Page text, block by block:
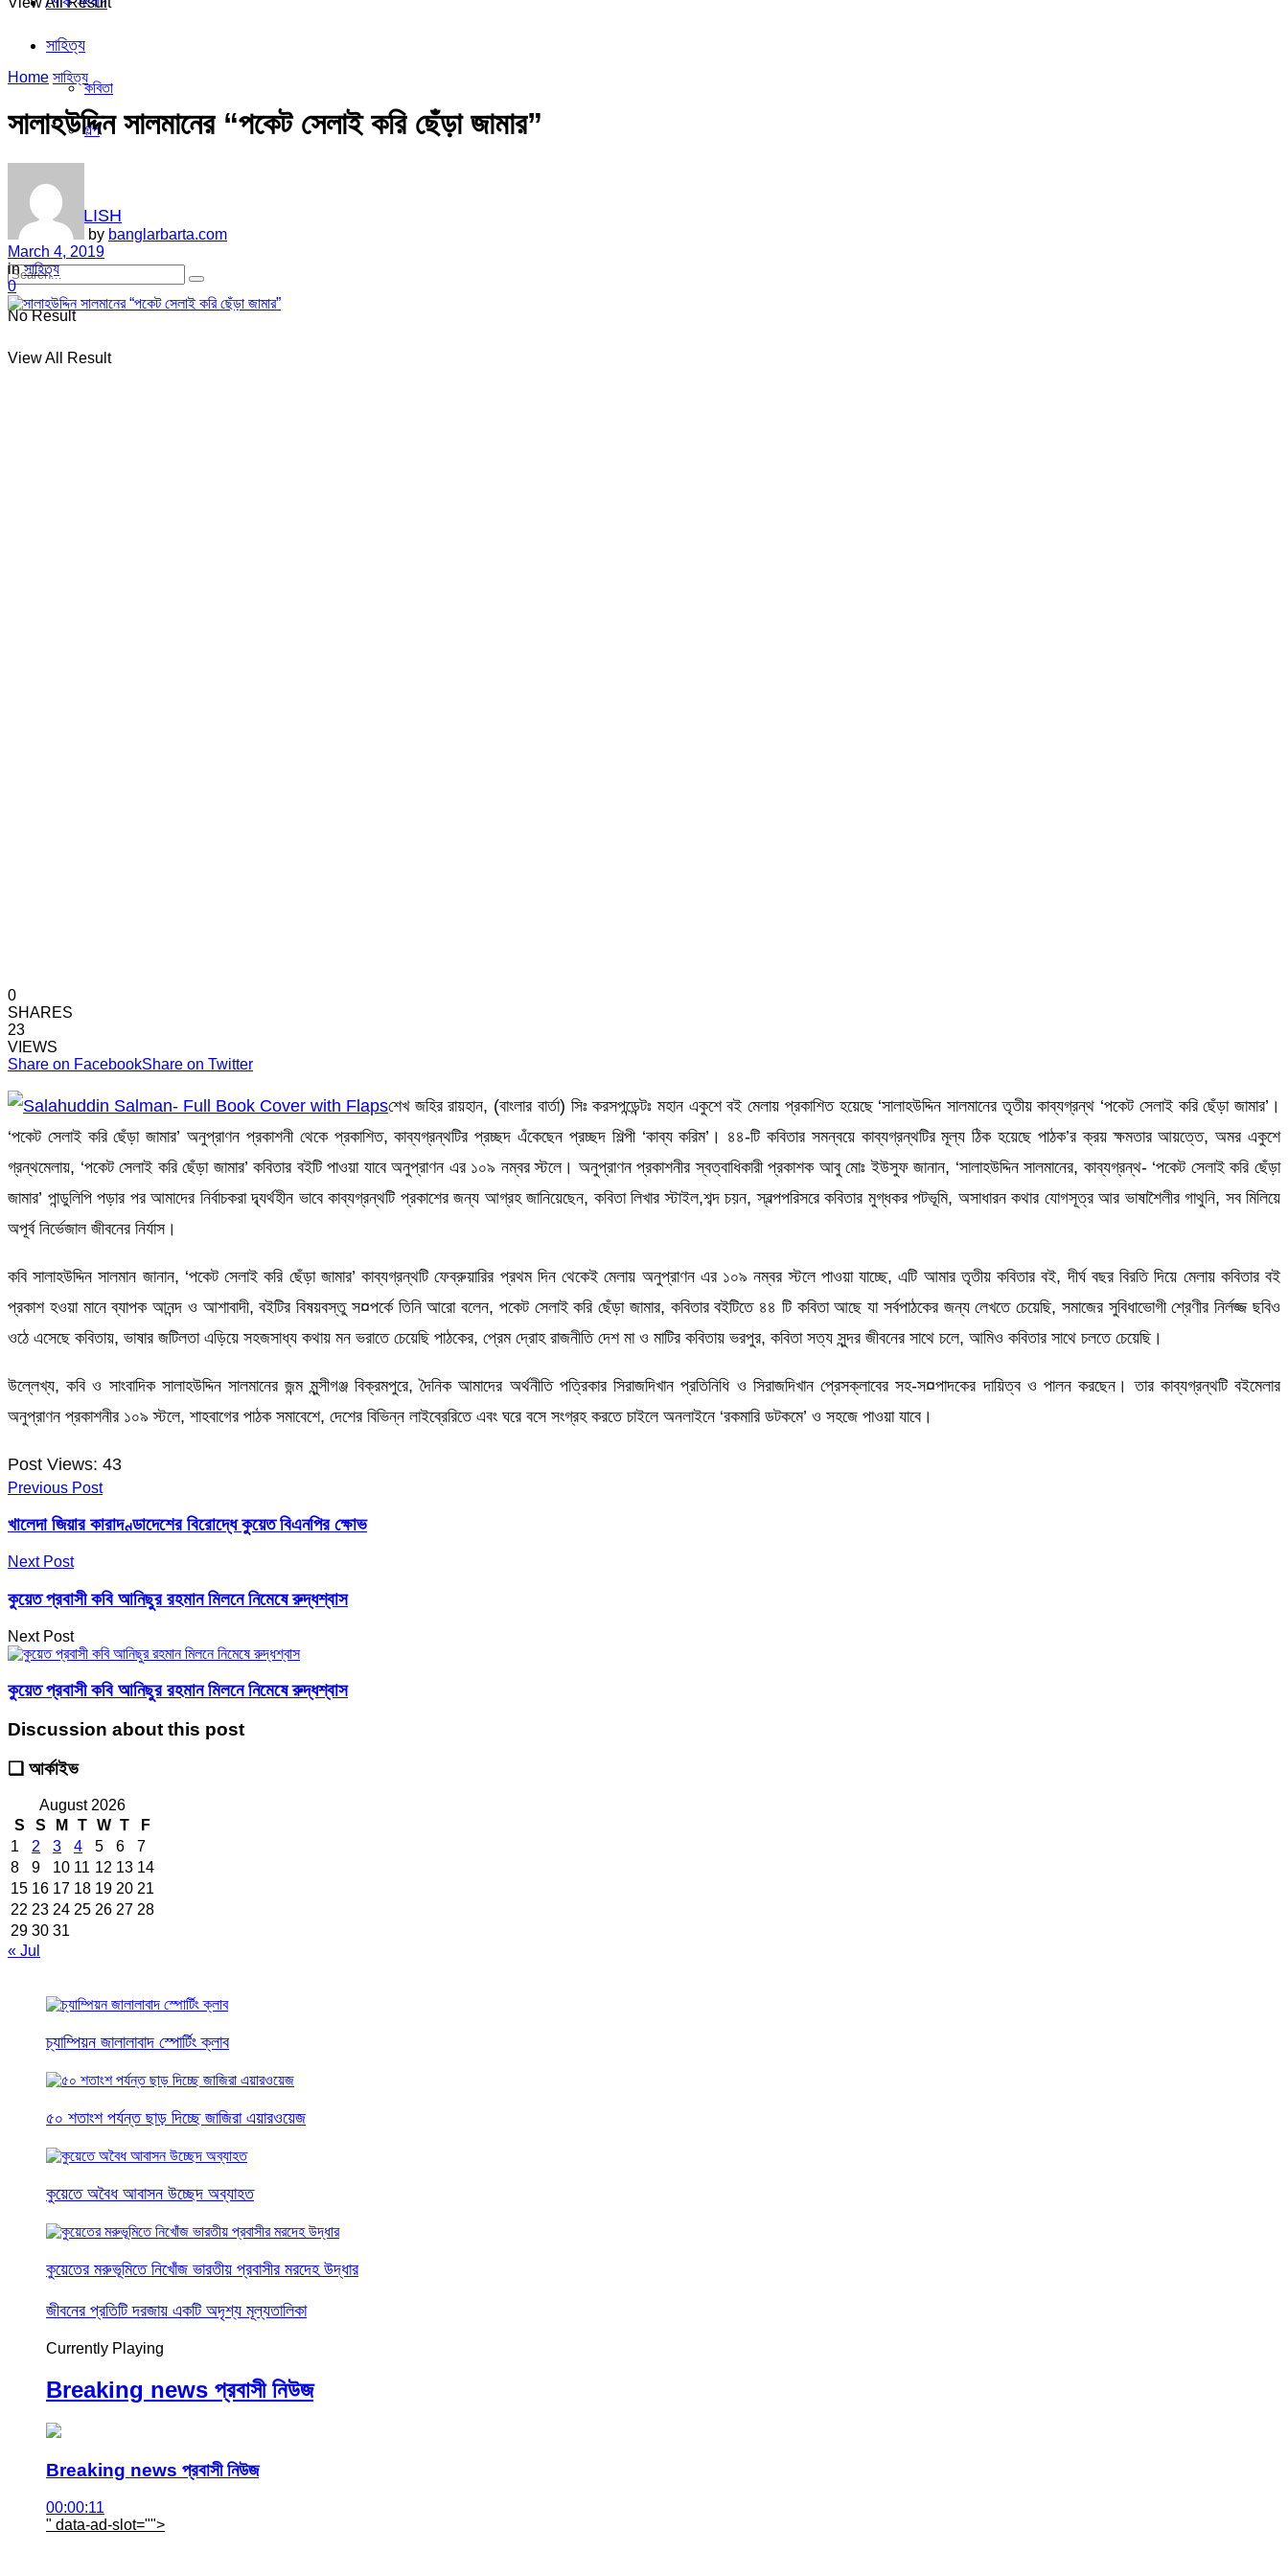
সাহিত্য
কবিতা
গল্প
ENGLISH
No Result
View All Result
Home সাহিত্য
সালাহউদ্দিন সালমানের “পকেট সেলাই করি ছেঁড়া জামার”
by banglarbarta.com
March 4, 2019
in সাহিত্য
0
0
SHARES
23
VIEWS
Share on FacebookShare on Twitter
শেখ জহির রায়হান, (বাংলার বার্তা) সিঃ করসপন্ডেন্টঃ মহান একুশে বই মেলায় প্রকাশিত হয়েছে ‘সালাহউদ্দিন সালমানের তৃতীয় কাব্যগ্রন্থ ‘পকেট সেলাই করি ছেঁড়া জামার’।
‘পকেট সেলাই করি ছেঁড়া জামার’ অনুপ্রাণন প্রকাশনী থেকে প্রকাশিত, কাব্যগ্রন্থটির প্রচ্ছদ এঁকেছেন প্রচ্ছদ শিল্পী ‘কাব্য করিম’। ৪৪-টি কবিতার সমন্বয়ে কাব্যগ্রন্থটির মূল্য ঠিক হয়েছে পাঠক’র ক্রয় ক্ষমতার আয়ত্তে, অমর একুশে
গ্রন্থমেলায়, ‘পকেট সেলাই করি ছেঁড়া জামার’ কবিতার বইটি পাওয়া যাবে অনুপ্রাণন এর ১০৯ নম্বর স্টলে। অনুপ্রাণন প্রকাশনীর স্বত্বাধিকারী প্রকাশক আবু মোঃ ইউসুফ জানান, ‘সালাহউদ্দিন সালমানের, কাব্যগ্রন্থ- ‘পকেট সেলাই করি ছেঁড়া
জামার’ পান্ডুলিপি পড়ার পর আমাদের নির্বাচকরা দ্ব্যর্থহীন ভাবে কাব্যগ্রন্থটি প্রকাশের জন্য আগ্রহ জানিয়েছেন, কবিতা লিখার স্টাইল,শব্দ চয়ন, স্বল্পপরিসরে কবিতার মুগ্ধকর পটভূমি, অসাধারন কথার যোগসূত্র আর ভাষাশৈলীর গাথুনি, সব মিলিয়ে
অপূর্ব নির্ভেজাল জীবনের নির্যাস।
কবি সালাহউদ্দিন সালমান জানান, ‘পকেট সেলাই করি ছেঁড়া জামার’ কাব্যগ্রন্থটি ফেব্রুয়ারির প্রথম দিন থেকেই মেলায় অনুপ্রাণন এর ১০৯ নম্বর স্টলে পাওয়া যাচ্ছে, এটি আমার তৃতীয় কবিতার বই, দীর্ঘ বছর বিরতি দিয়ে মেলায় কবিতার বই
প্রকাশ হওয়া মানে ব্যাপক আনন্দ ও আশাবাদী, বইটির বিষয়বস্তু স¤পর্কে তিনি আরো বলেন, পকেট সেলাই করি ছেঁড়া জামার, কবিতার বইটিতে ৪৪ টি কবিতা আছে যা সর্বপাঠকের জন্য লেখতে চেয়েছি, সমাজের সুবিধাভোগী শ্রেণীর নির্লজ্জ ছবিও
ওঠে এসেছে কবিতায়, ভাষার জটিলতা এড়িয়ে সহজসাধ্য কথায় মন ভরাতে চেয়েছি পাঠকের, প্রেম দ্রোহ রাজনীতি দেশ মা ও মাটির কবিতায় ভরপুর, কবিতা সত্য সুন্দর জীবনের সাথে চলে, আমিও কবিতার সাথে চলতে চেয়েছি।
উল্লেখ্য, কবি ও সাংবাদিক সালাহউদ্দিন সালমানের জন্ম মুন্সীগঞ্জ বিক্রমপুরে, দৈনিক আমাদের অর্থনীতি পত্রিকার সিরাজদিখান প্রতিনিধি ও সিরাজদিখান প্রেসক্লাবের সহ-স¤পাদকের দায়িত্ব ও পালন করছেন। তার কাব্যগ্রন্থটি বইমেলার
অনুপ্রাণন প্রকাশনীর ১০৯ স্টলে, শাহবাগের পাঠক সমাবেশে, দেশের বিভিন্ন লাইব্রেরিতে এবং ঘরে বসে সংগ্রহ করতে চাইলে অনলাইনে ‘রকমারি ডটকমে’ ও সহজে পাওয়া যাবে।
Post Views: 43
Previous Post
খালেদা জিয়ার কারাদণ্ডাদেশের বিরোদ্ধে কুয়েত বিএনপির ক্ষোভ
Next Post
কুয়েত প্রবাসী কবি আনিছুর রহমান মিলনে নিমেষে রুদ্ধশ্বাস
Next Post
কুয়েত প্রবাসী কবি আনিছুর রহমান মিলনে নিমেষে রুদ্ধশ্বাস
Discussion about this post
❑ আর্কাইভ
August 2026
S
S M T W T
F
1
2 3 4 5 6
7
8
9 10 11 12 13 14
15 16 17 18 19 20 21
22 23 24 25 26 27 28
29 30 31
« Jul
চ্যাম্পিয়ন জালালাবাদ স্পোর্টিং ক্লাব
৫০ শতাংশ পর্যন্ত ছাড় দিচ্ছে জাজিরা এয়ারওয়েজ
কুয়েতে অবৈধ আবাসন উচ্ছেদ অব্যাহত
কুয়েতের মরুভূমিতে নিখোঁজ ভারতীয় প্রবাসীর মরদেহ উদ্ধার
জীবনের প্রতিটি দরজায় একটি অদৃশ্য মূল্যতালিকা
Currently Playing
Breaking news প্রবাসী নিউজ
Breaking news প্রবাসী নিউজ
00:00:11
" data-ad-slot="">